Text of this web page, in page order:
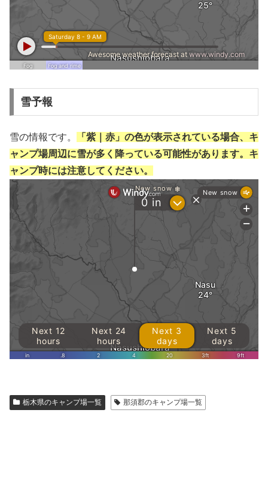
雪予報
雪の情報です。
「紫｜赤」の色が表示されている場合、キ
ャンプ場周辺に雪が多く降っている可能性があります。キ
ャンプ時には注意してください。
栃木県のキャンプ場一覧 那須郡のキャンプ場一覧